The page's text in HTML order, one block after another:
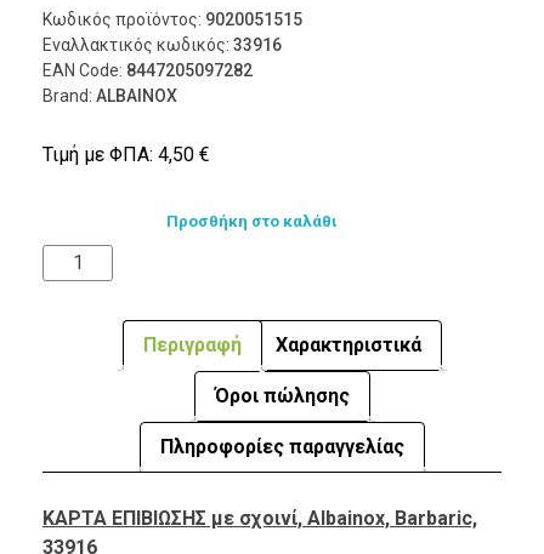
Κωδικός προϊόντος: 9020051515
Εναλλακτικός κωδικός: 33916
EAN Code: 8447205097282
Brand: ALBAINOX
Τιμή με ΦΠΑ: 4,50 €
Προσθήκη στο καλάθι
Περιγραφή Χαρακτηριστικά
Όροι πώλησης
Πληροφορίες παραγγελίας
ΚΑΡΤΑ ΕΠΙΒΙΩΣΗΣ με σχοινί, Albainox, Barbaric,
33916